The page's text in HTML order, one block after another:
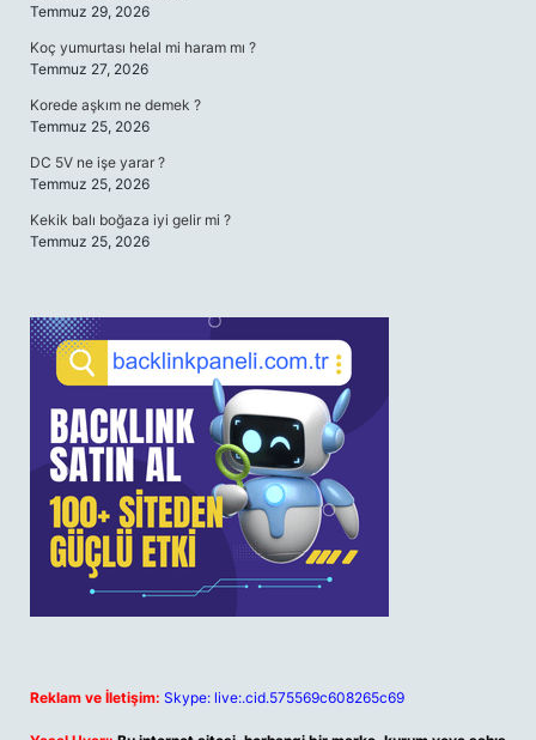
Temmuz 29, 2026
Koç yumurtası helal mi haram mı ?
Temmuz 27, 2026
Korede aşkım ne demek ?
Temmuz 25, 2026
DC 5V ne işe yarar ?
Temmuz 25, 2026
Kekik balı boğaza iyi gelir mi ?
Temmuz 25, 2026
Reklam ve İletişim: Skype: live:.cid.575569c608265c69